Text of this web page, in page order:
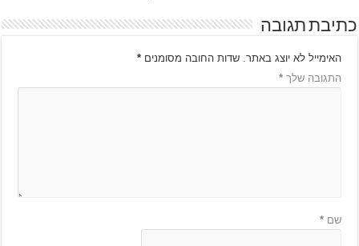
כתיבת תגובה
האימייל לא יוצג באתר. שדות החובה מסומנים*
התגובה שלך*
שם*